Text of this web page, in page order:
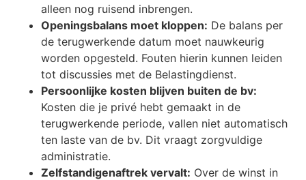
alleen nog ruisend inbrengen.
Openingsbalans moet kloppen: De balans per
de terugwerkende datum moet nauwkeurig
worden opgesteld. Fouten hierin kunnen leiden
tot discussies met de Belastingdienst.
Persoonlijke kosten blijven buiten de bv:
Kosten die je privé hebt gemaakt in de
terugwerkende periode, vallen niet automatisch
ten laste van de bv. Dit vraagt zorgvuldige
administratie.
Zelfstandigenaftrek vervalt: Over de winst in